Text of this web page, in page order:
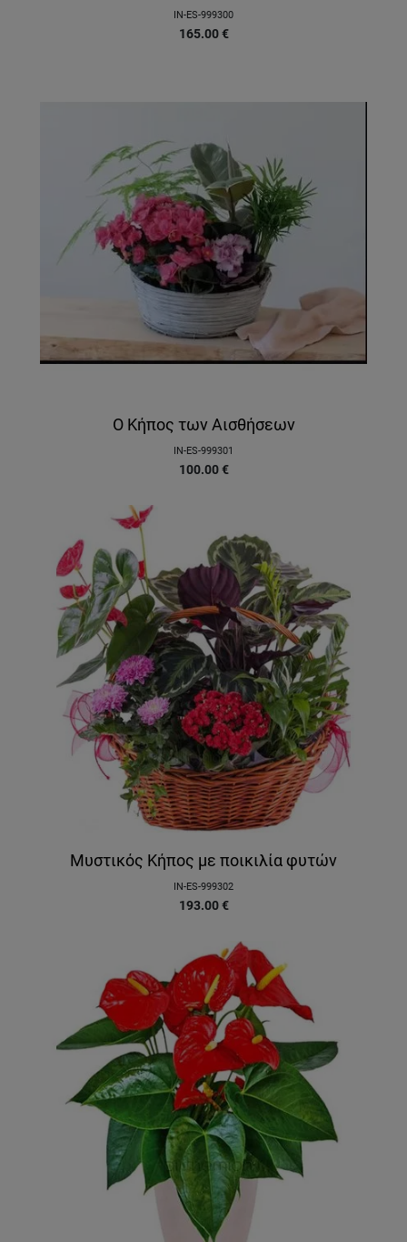
IN-ES-999300
165.00 €
Ο Κήπος των Αισθήσεων
IN-ES-999301
100.00 €
Μυστικός Κήπος με ποικιλία φυτών
IN-ES-999302
193.00 €